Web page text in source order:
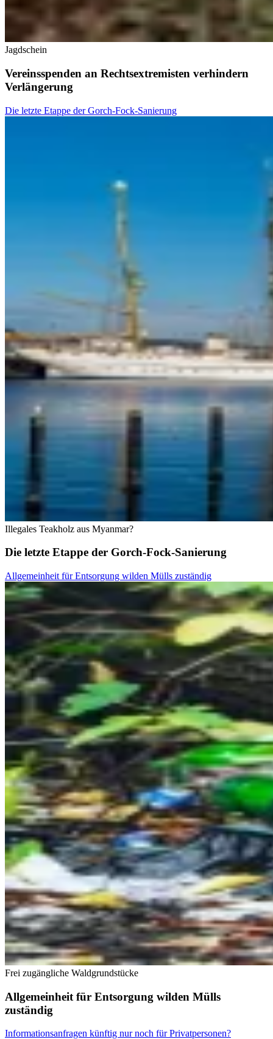
Jagdschein
Vereinsspenden an Rechtsextremisten verhindern
Verlängerung
Die letzte Etappe der Gorch-Fock-Sanierung
Illegales Teakholz aus Myanmar?
Die letzte Etappe der Gorch-Fock-Sanierung
Allgemeinheit für Entsorgung wilden Mülls zuständig
Frei zugängliche Waldgrundstücke
Allgemeinheit für Entsorgung wilden Mülls
zuständig
Informationsanfragen künftig nur noch für Privatpersonen?